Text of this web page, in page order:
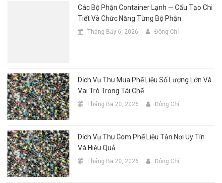
Các Bộ Phận Container Lạnh — Cấu Tạo Chi
Tiết Và Chức Năng Từng Bộ Phận
Tháng Bảy 6, 2026 Đông Chí
Dịch Vụ Thu Mua Phế Liệu Số Lượng Lớn Và
Vai Trò Trong Tái Chế
Tháng Ba 20, 2026 Đông Chí
Dịch Vụ Thu Gom Phế Liệu Tận Nơi Uy Tín
Và Hiệu Quả
Tháng Ba 20, 2026 Đông Chí